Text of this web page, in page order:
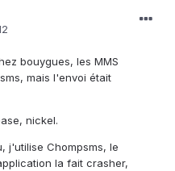
bouygues, les MMS
mais l'envoi était
nickel.
j'utilise Chompsms, le
la fait crasher,